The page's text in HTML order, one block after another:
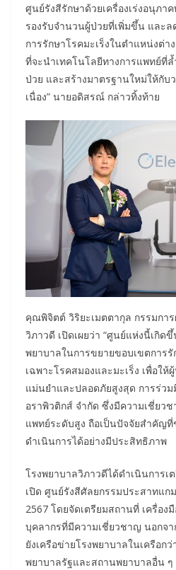
ศูนย์รังสีรักษาด้วยเครื่องเร่งอนุภา
รองรับจำนวนผู้ป่วยที่เพิ่มขึ้น และล
การรักษาโรคมะเร็งในตำแหน่งต่า
ที่จะนำเทคโนโลยีทางการแพทย์ที่
ป่วย และสร้างมาตรฐานใหม่ให้กับ
เนื่อง” นายอดิสรณ์ กล่าวทิ้งท้าย
คุณพิจิตต์ วิริยะเมตตากุล กรรมกา
วิภาวดี เปิดเผยว่า “ศูนย์แห่งนี้เกิด
พยาบาลในการขยายขอบเขตการ
เฉพาะโรคสมองและมะเร็ง เพื่อให้
แม่นยำและปลอดภัยสูงสุด การร่ว
อราพิวติกส์ จำกัด ซึ่งมีความเชี่ยว
แพทย์ระดับสูง ถือเป็นปัจจัยสำคัญ
ดำเนินการได้อย่างมีประสิทธิภาพ
โรงพยาบาลวิภาวดีได้ดำเนินการ
เปิด ศูนย์รังสีศัลยกรรมประสาทแ
2567 โดยจัดเตรียมสถานที่ เครื่อง
บุคลากรที่มีความเชี่ยวชาญ นอกจ
ยังเครือข่ายโรงพยาบาลในเครือก
พยาบาลรัฐและสถานพยาบาลอื่น ๆ